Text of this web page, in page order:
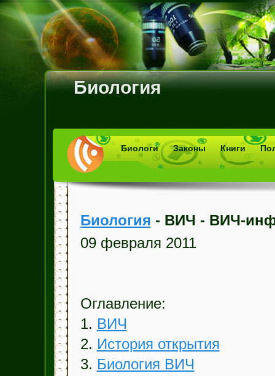
Биология
Биологи Законы Книги
Биология - ВИЧ - ВИЧ-
09 февраля 2011
Оглавление:
1. ВИЧ
2. История открытия
3. Биология ВИЧ